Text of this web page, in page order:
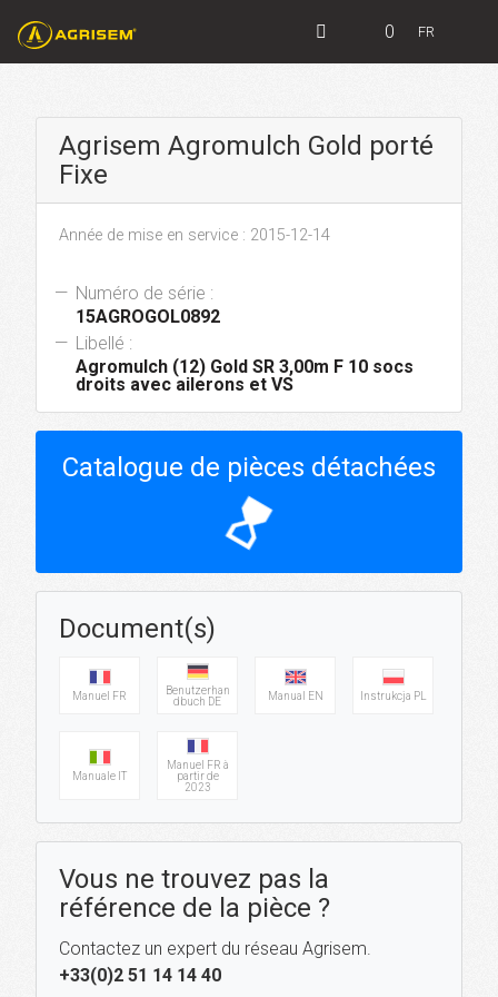
0 FR
Agrisem Agromulch Gold porté
Fixe
Année de mise en service : 2015-12-14
Numéro de série :
15AGROGOL0892
Libellé :
Agromulch (12) Gold SR 3,00m F 10 socs
droits avec ailerons et VS
Catalogue de pièces détachées
hourglass_top
Document(s)
Manuel FR
Benutzerhan
dbuch DE
Manual EN Instrukcja PL
Manuale IT
Manuel FR à
partir de
2023
Vous ne trouvez pas la
référence de la pièce ?
Contactez un expert du réseau Agrisem.
+33(0)2 51 14 14 40